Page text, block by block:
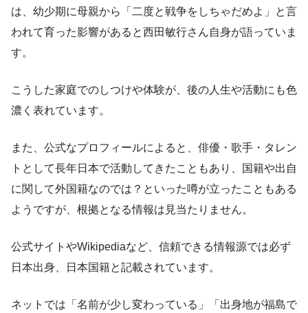
は、幼少期に母親から「二度と戦争をしちゃだめよ」と言
われて育った影響があると西田敏行さん自身が語っていま
す。
こうした家庭でのしつけや体験が、後の人生や活動にも色
濃く表れています。
また、公式なプロフィールによると、俳優・歌手・タレン
トとして長年日本で活動してきたこともあり、国籍や出自
に関して外国籍なのでは？といった噂が立ったこともある
ようですが、根拠となる情報は見当たりません。
公式サイトやWikipediaなど、信頼できる情報源では必ず
日本出身、日本国籍と記載されています。
ネットでは「名前が少し変わっている」「出身地が福島で